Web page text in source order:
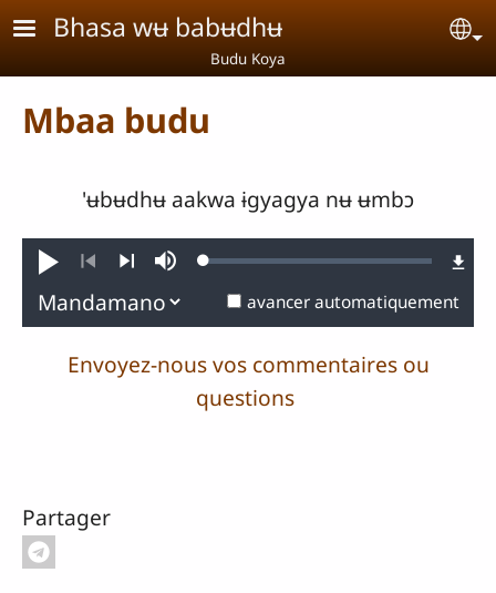
Aller au contenu principal
Bhasa wʉ babʉdhʉ
Budu Koya
Mbaa budu
'ʉbʉdhʉ aakwa ɨgyagya nʉ ʉmbɔ
Jouer
Précédent
SourdineLoaded:
avancer automatiquement
Envoyez-nous vos commentaires ou
questions
Partager